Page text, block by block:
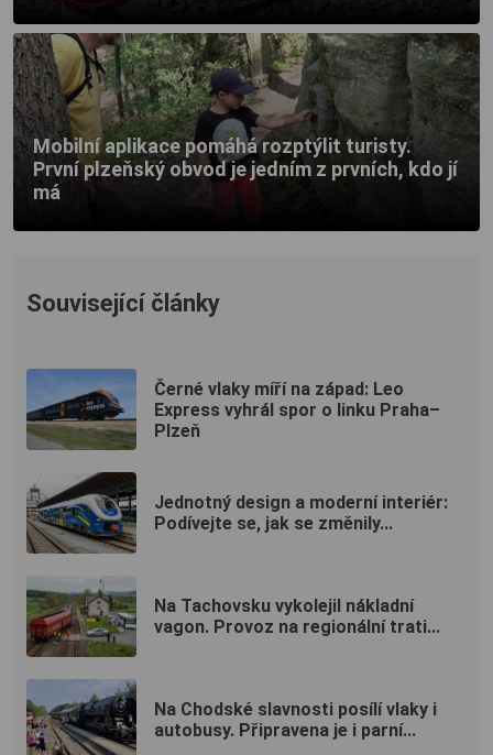
Mobilní aplikace pomáhá rozptýlit turisty.
První plzeňský obvod je jedním z prvních, kdo jí
má
Související články
Černé vlaky míří na západ: Leo
Express vyhrál spor o linku Praha–
Plzeň
Jednotný design a moderní interiér:
Podívejte se, jak se změnily...
Na Tachovsku vykolejil nákladní
vagon. Provoz na regionální trati...
Na Chodské slavnosti posílí vlaky i
autobusy. Připravena je i parní...